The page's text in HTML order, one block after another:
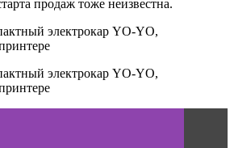
продаж тоже неизвестна.